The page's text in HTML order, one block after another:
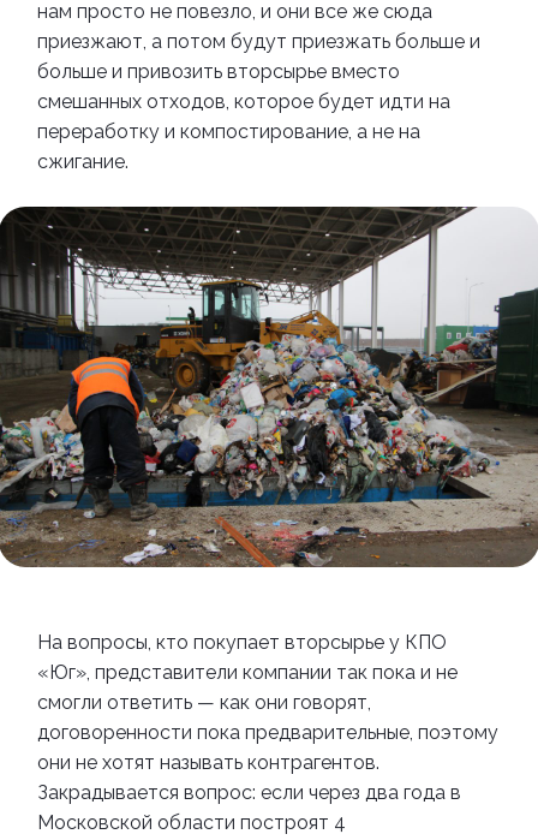
нам просто не повезло, и они все же сюда
приезжают, а потом будут приезжать больше и
больше и привозить вторсырье вместо
смешанных отходов, которое будет идти на
переработку и компостирование, а не на
сжигание.
На вопросы, кто покупает вторсырье у КПО
« Юг», представители компании так пока и не
смогли ответить — как они говорят,
договоренности пока предварительные, поэтому
они не хотят называть контрагентов.
Закрадывается вопрос: если через два года в
Московской области построят 4